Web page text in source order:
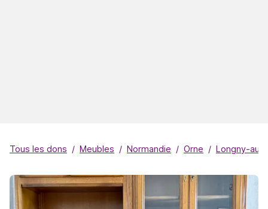
Tous les dons Meubles Normandie Orne Longny-au-